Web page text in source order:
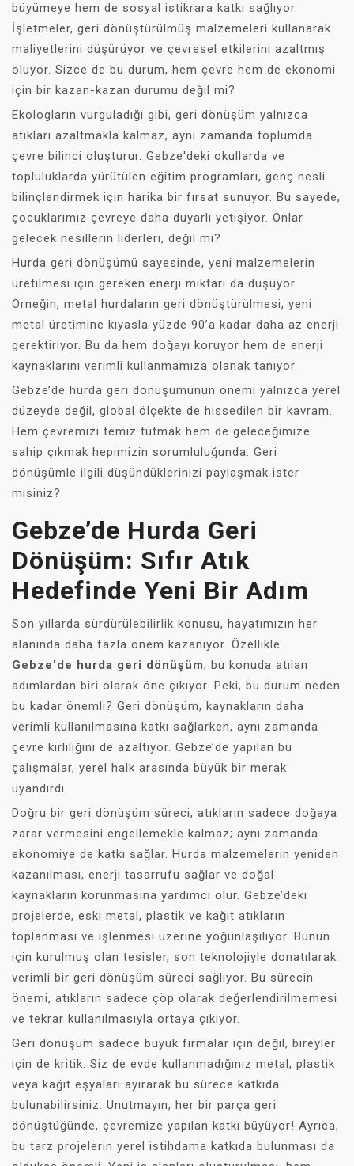
büyümeye hem de sosyal istikrara katkı sağlıyor.
İşletmeler, geri dönüştürülmüş malzemeleri kullanarak
maliyetlerini düşürüyor ve çevresel etkilerini azaltmış
oluyor. Sizce de bu durum, hem çevre hem de ekonomi
için bir kazan-kazan durumu değil mi?
Ekologların vurguladığı gibi, geri dönüşüm yalnızca
atıkları azaltmakla kalmaz, aynı zamanda toplumda
çevre bilinci oluşturur. Gebze'deki okullarda ve
topluluklarda yürütülen eğitim programları, genç nesli
bilinçlendirmek için harika bir fırsat sunuyor. Bu sayede,
çocuklarımız çevreye daha duyarlı yetişiyor. Onlar
gelecek nesillerin liderleri, değil mi?
Hurda geri dönüşümü sayesinde, yeni malzemelerin
üretilmesi için gereken enerji miktarı da düşüyor.
Örneğin, metal hurdaların geri dönüştürülmesi, yeni
metal üretimine kıyasla yüzde 90’a kadar daha az enerji
gerektiriyor. Bu da hem doğayı koruyor hem de enerji
kaynaklarını verimli kullanmamıza olanak tanıyor.
Gebze’de hurda geri dönüşümünün önemi yalnızca yerel
düzeyde değil, global ölçekte de hissedilen bir kavram.
Hem çevremizi temiz tutmak hem de geleceğimize
sahip çıkmak hepimizin sorumluluğunda. Geri
dönüşümle ilgili düşündüklerinizi paylaşmak ister
misiniz?
Gebze’de Hurda Geri
Dönüşüm: Sıfır Atık
Hedefinde Yeni Bir Adım
Son yıllarda sürdürülebilirlik konusu, hayatımızın her
alanında daha fazla önem kazanıyor. Özellikle
Gebze'de hurda geri dönüşüm, bu konuda atılan
adımlardan biri olarak öne çıkıyor. Peki, bu durum neden
bu kadar önemli? Geri dönüşüm, kaynakların daha
verimli kullanılmasına katkı sağlarken, aynı zamanda
çevre kirliliğini de azaltıyor. Gebze’de yapılan bu
çalışmalar, yerel halk arasında büyük bir merak
uyandırdı.
Doğru bir geri dönüşüm süreci, atıkların sadece doğaya
zarar vermesini engellemekle kalmaz; aynı zamanda
ekonomiye de katkı sağlar. Hurda malzemelerin yeniden
kazanılması, enerji tasarrufu sağlar ve doğal
kaynakların korunmasına yardımcı olur. Gebze’deki
projelerde, eski metal, plastik ve kağıt atıkların
toplanması ve işlenmesi üzerine yoğunlaşılıyor. Bunun
için kurulmuş olan tesisler, son teknolojiyle donatılarak
verimli bir geri dönüşüm süreci sağlıyor. Bu sürecin
önemi, atıkların sadece çöp olarak değerlendirilmemesi
ve tekrar kullanılmasıyla ortaya çıkıyor.
Geri dönüşüm sadece büyük firmalar için değil, bireyler
için de kritik. Siz de evde kullanmadığınız metal, plastik
veya kağıt eşyaları ayırarak bu sürece katkıda
bulunabilirsiniz. Unutmayın, her bir parça geri
dönüştüğünde, çevremize yapılan katkı büyüyor! Ayrıca,
bu tarz projelerin yerel istihdama katkıda bulunması da